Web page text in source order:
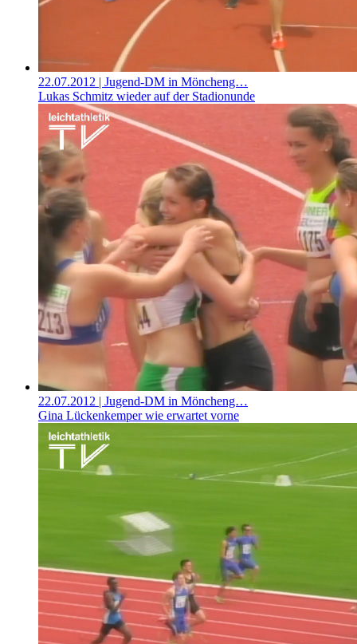
22.07.2012 | Jugend-DM in Möncheng…
Lukas Schmitz wieder auf der Stadionunde
22.07.2012 | Jugend-DM in Möncheng…
Gina Lückenkemper wie erwartet vorne